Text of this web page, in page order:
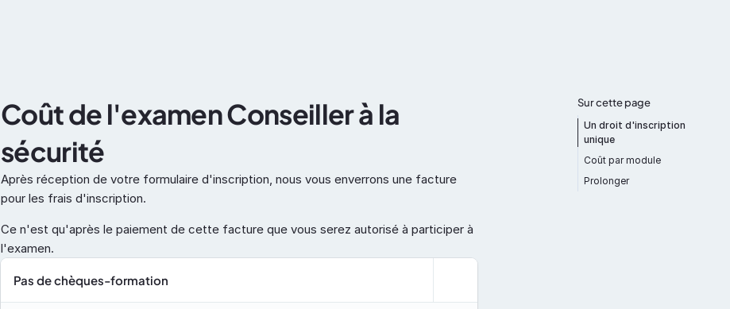
Coût de l'examen Conseiller à la
sécurité
Après réception de votre formulaire d'inscription, nous vous enverrons une facture
pour les frais d'inscription.
Ce n'est qu'après le paiement de cette facture que vous serez autorisé à participer à
l'examen.
Pas de chèques-formation
Sur cette page
Un droit d'inscription
unique
Coût par module
Prolonger